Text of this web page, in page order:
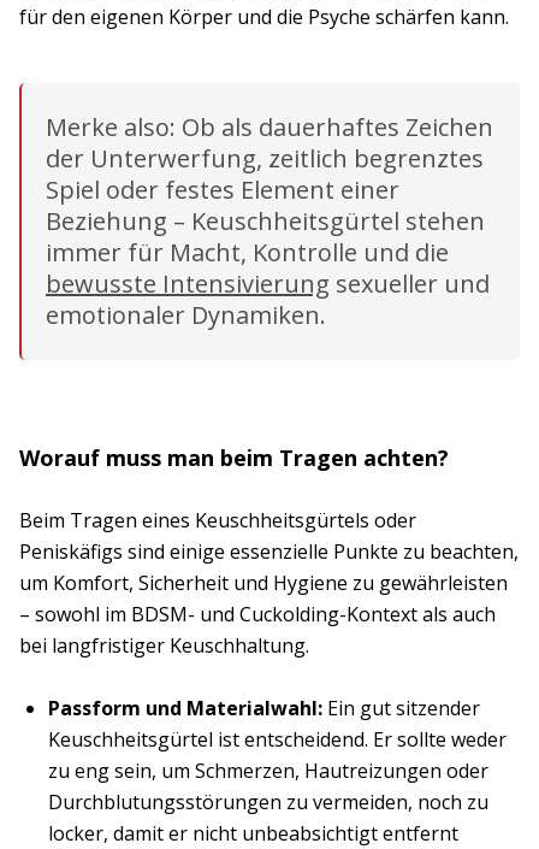
für den eigenen Körper und die Psyche schärfen kann.
Merke also: Ob als dauerhaftes Zeichen
der Unterwerfung, zeitlich begrenztes
Spiel oder festes Element einer
Beziehung – Keuschheitsgürtel stehen
immer für Macht, Kontrolle und die
bewusste Intensivierung sexueller und
emotionaler Dynamiken.
Worauf muss man beim Tragen achten?
Beim Tragen eines Keuschheitsgürtels oder
Peniskäfigs sind einige essenzielle Punkte zu beachten,
um Komfort, Sicherheit und Hygiene zu gewährleisten
– sowohl im BDSM- und Cuckolding-Kontext als auch
bei langfristiger Keuschhaltung.
Passform und Materialwahl: Ein gut sitzender
Keuschheitsgürtel ist entscheidend. Er sollte weder
zu eng sein, um Schmerzen, Hautreizungen oder
Durchblutungsstörungen zu vermeiden, noch zu
locker, damit er nicht unbeabsichtigt entfernt